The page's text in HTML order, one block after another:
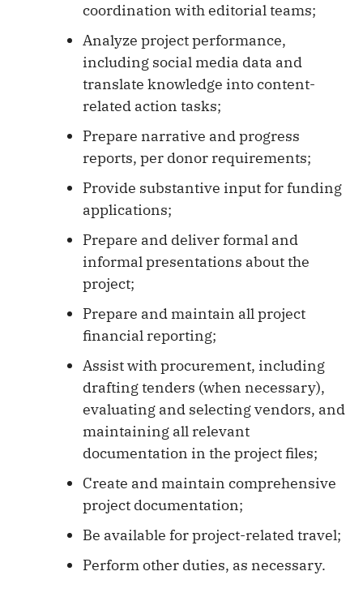
coordination with editorial teams;
Analyze project performance,
including social media data and
translate knowledge into content-
related action tasks;
Prepare narrative and progress
reports, per donor requirements;
Provide substantive input for funding
applications;
Prepare and deliver formal and
informal presentations about the
project;
Prepare and maintain all project
financial reporting;
Assist with procurement, including
drafting tenders (when necessary),
evaluating and selecting vendors, and
maintaining all relevant
documentation in the project files;
Create and maintain comprehensive
project documentation;
Be available for project-related travel;
Perform other duties, as necessary.